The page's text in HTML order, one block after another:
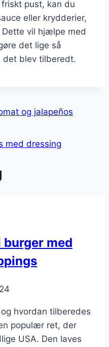
pust, kan du
eller krydderier,
vil hjælpe med
det lige så
blev tilberedt.
og jalapeños
med dressing
med
hvordan tilberedes
populær ret, der
USA. Den laves